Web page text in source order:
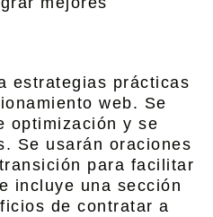
estrategias prácticas
web. Se
optimización y se
Se usarán oraciones
para facilitar
incluye una sección
de contratar a